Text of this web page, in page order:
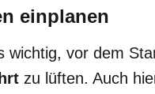
einplanen
wichtig, vor dem
zu lüften. Auch